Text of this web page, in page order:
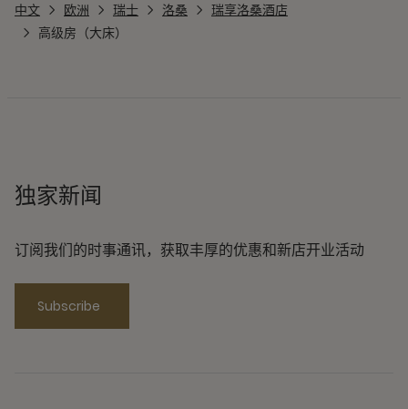
中文 欧洲 瑞士 洛桑
瑞享洛桑酒店
高级房（大床）
独家新闻
订阅我们的时事通讯，获取丰厚的优惠和新店开业活动
Subscribe